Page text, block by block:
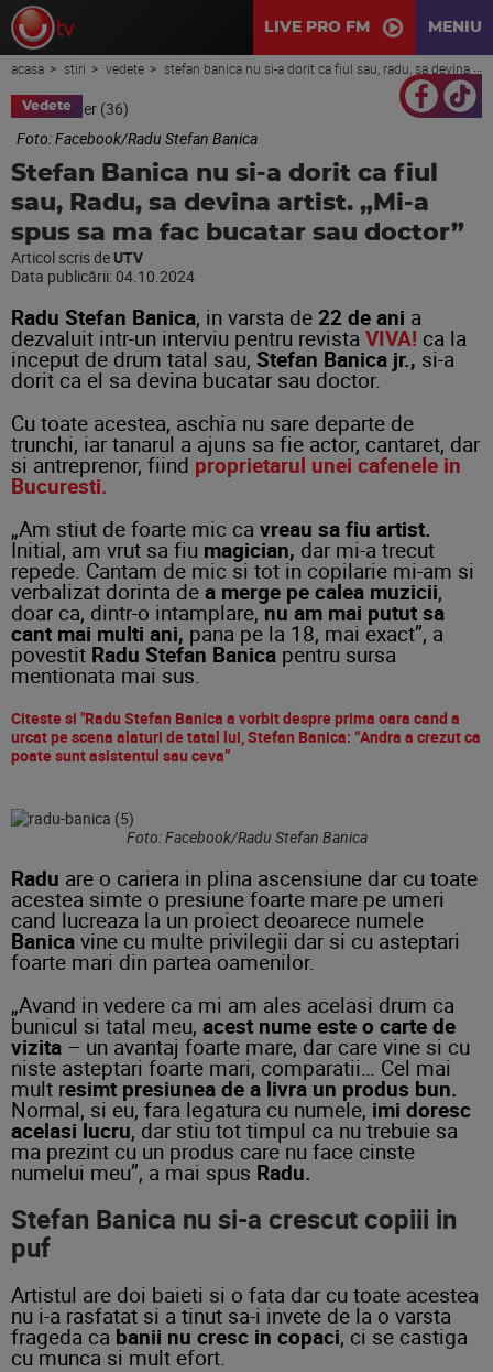
LIVE PRO FM MENIU
acasa stiri vedete stefan banica nu si-a dorit ca fiul sau, radu, sa devina artist. „mi-a spus sa ma fac bucatar sau doctor”
Vedete
Foto: Facebook/Radu Stefan Banica
Stefan Banica nu si-a dorit ca fiul
sau, Radu, sa devina artist. „Mi-a
spus sa ma fac bucatar sau doctor”
Articol scris de UTV
Data publicării: 04.10.2024
Radu Stefan Banica, in varsta de 22 de ani a
dezvaluit intr-un interviu pentru revista VIVA! ca la
inceput de drum tatal sau, Stefan Banica jr., si-a
dorit ca el sa devina bucatar sau doctor.
Cu toate acestea, aschia nu sare departe de
trunchi, iar tanarul a ajuns sa fie actor, cantaret, dar
si antreprenor, fiind proprietarul unei cafenele in
Bucuresti.
„Am stiut de foarte mic ca vreau sa fiu artist.
Initial, am vrut sa fiu magician, dar mi-a trecut
repede. Cantam de mic si tot in copilarie mi-am si
verbalizat dorinta de a merge pe calea muzicii,
doar ca, dintr-o intamplare,nu am mai putut sa
cant mai multi ani, pana pe la 18, mai exact”, a
povestit Radu Stefan Banica pentru sursa
mentionata mai sus.
Citeste si "Radu Stefan Banica a vorbit despre prima oara cand a
urcat pe scena alaturi de tatal lui, Stefan Banica: “Andra a crezut ca
poate sunt asistentul sau ceva”
Foto: Facebook/Radu Stefan Banica
Radu are o cariera in plina ascensiune dar cu toate
acestea simte o presiune foarte mare pe umeri
cand lucreaza la un proiect deoarece numele
Banica vine cu multe privilegii dar si cu asteptari
foarte mari din partea oamenilor.
„Avand in vedere ca mi am ales acelasi drum ca
bunicul si tatal meu, acest nume este o carte de
vizita – un avantaj foarte mare, dar care vine si cu
niste asteptari foarte mari, comparatii… Cel mai
mult resimt presiunea de a livra un produs bun.
Normal, si eu, fara legatura cu numele, imi doresc
acelasi lucru, dar stiu tot timpul ca nu trebuie sa
ma prezint cu un produs care nu face cinste
numelui meu”, a mai spus Radu.
Stefan Banica nu si-a crescut copiii in
puf
Artistul are doi baieti si o fata dar cu toate acestea
nu i-a rasfatat si a tinut sa-i invete de la o varsta
frageda ca banii nu cresc in copaci, ci se castiga
cu munca si mult efort.